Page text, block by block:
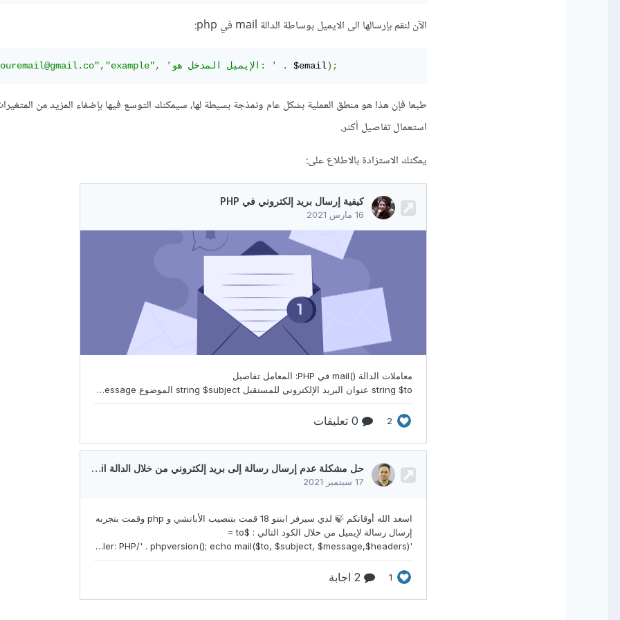
الآن لنقم بإرسالها الى الايميل بوساطة الدالة mail في php:
, "example", 'الإيميل المدخل هو: ' . $email);
طبعا فإن هذا هو منطق العملية بشكل عام ونمذجة بسيطة لها، سيمكنك التوسع فيها بإضفاء المزيد من
استعمال تفاصيل أكثر.
يمكنك الاستزادة بالاطلاع على: